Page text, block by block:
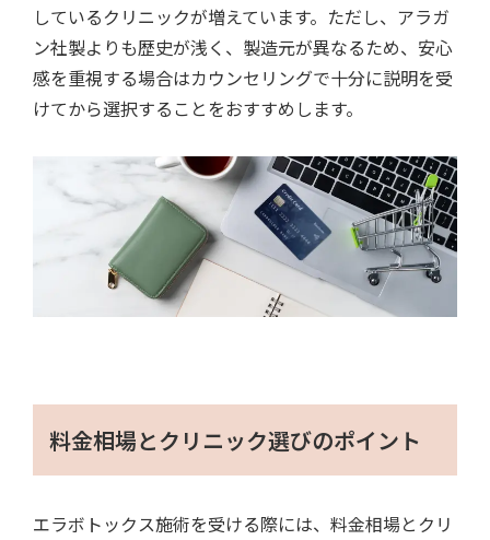
しているクリニックが増えています。 ただし、アラガ
ン社製よりも歴史が浅く、製造元が異なるため、安心
感を重視する場合はカウンセリングで十分に説明を受
けてから選択することをおすすめします。
料金相場とクリニック選びのポイント
エラボトックス施術を受ける際には、料金相場とクリ